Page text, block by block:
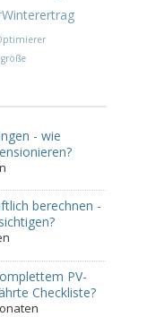
Winterertrag
- wie
berechnen -
PV-
Checkliste?